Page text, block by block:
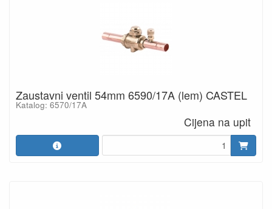
Zaustavni ventil 54mm 6590/17A (lem) CASTEL
Katalog: 6570/17A
Cijena na upit